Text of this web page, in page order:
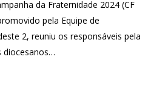
da Fraternidade 2024 (CF
pela Equipe de
2, reuniu os responsáveis pela
diocesanos…